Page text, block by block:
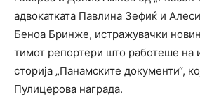
адвокатката Павлина Зефиќ и
Беноа Бринже, истражувачки
тимот репортери што работеше на
сторија „Панамските документи“,
Пулицерова награда.